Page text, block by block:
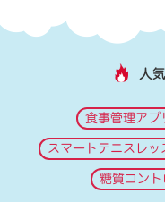
人
食事管理アプ
スマートテニスレッ
糖質コント